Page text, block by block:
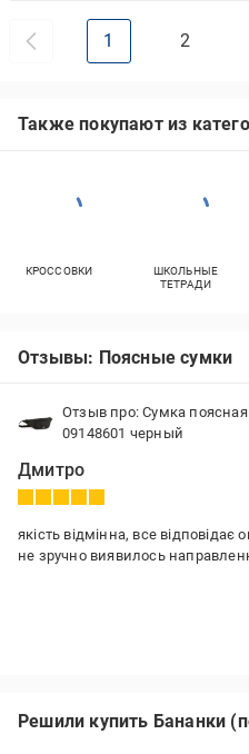
1 2
Также покупают из
КРОССОВКИ
ШКОЛЬНЫЕ
ТЕТРАДИ
Отзывы: Поясные сумки
Отзыв про: Сумка поясная
09148601 черный
Дмитро
якість відмінна, все
не зручно виявилось
Решили купить Бананки